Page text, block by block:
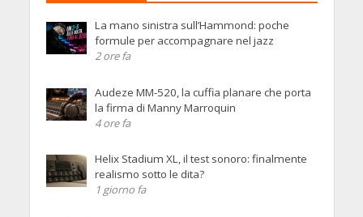
La mano sinistra sull’Hammond: poche
formule per accompagnare nel jazz
2 ore fa
Audeze MM-520, la cuffia planare che porta
la firma di Manny Marroquin
4 ore fa
Helix Stadium XL, il test sonoro: finalmente
realismo sotto le dita?
1 giorno fa